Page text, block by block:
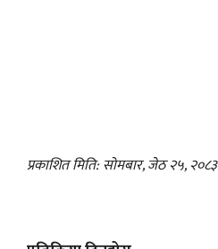
प्रकाशित मिति: सोमबार, जेठ २५, २०८३